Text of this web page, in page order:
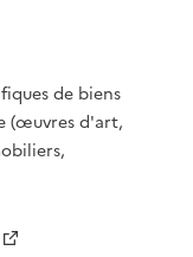
de biens
(œuvres d'art,